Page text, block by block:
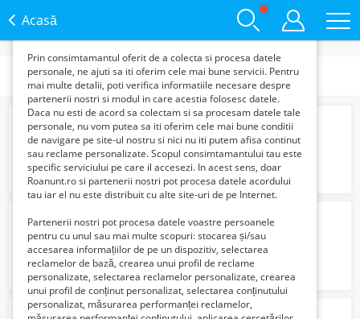
Acasă
Subcategorii
jack russel terrier
1500 Lei
Vand catea Kangal – sănătoasă și jucăușă
150 Euro €
Bichon havanez pui 4 luni
functie de interesele si nevoile tale. De asemenea, aceste
date sunt folosite pentru analizarea traffic-ului pe site-ul
Prin consimtamantul oferit de a colecta si procesa datele
personale, ne ajuti sa iti oferim cele mai bune servicii. Pentru
mai multe detalii, poti verifica informatiile necesare despre
partenerii nostri si modul in care acestia folosesc datele.
Daca nu esti de acord sa colectam si sa procesam datele tale
personale, nu vom putea sa iti oferim cele mai bune conditii
de navigare pe site-ul nostru si nici nu iti putem afisa continut
sau reclame personalizate. Scopul consimtamantului tau este
specific serviciului pe care il accesezi. In acest sens, doar
Roanunt.ro si partenerii nostri pot procesa datele acordului
tau iar el nu este distribuit cu alte site-uri de pe Internet.
Partenerii nostri pot procesa datele voastre persoanele
pentru cu unul sau mai multe scopuri: stocarea și/sau
accesarea informațiilor de pe un dispozitiv, selectarea
reclamelor de bază, crearea unui profil de reclame
personalizate, selectarea reclamelor personalizate, crearea
unui profil de conținut personalizat, selectarea conținutului
personalizat, măsurarea performanței reclamelor,